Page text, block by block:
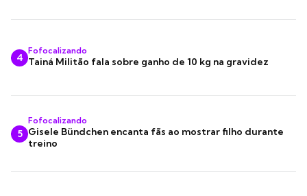
4
Fofocalizando
Tainá Militão fala sobre ganho de 10 kg na gravidez
5
Fofocalizando
Gisele Bündchen encanta fãs ao mostrar filho durante
treino